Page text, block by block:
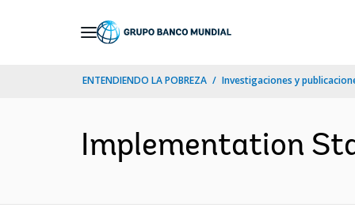
ENTENDIENDO LA POBREZA Investigaciones y
Implementation